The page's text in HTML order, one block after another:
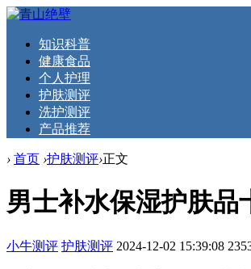
知识科普
健康食品
个人护理
护肤测评
洗护测评
产品推荐
› 首页 ›护肤测评›正文
男士补水保湿护肤品
小牛测评 护肤测评 2024-12-02 15:39:08